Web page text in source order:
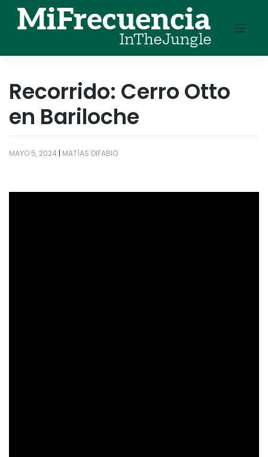
content
Recorrido: Cerro Otto
en Bariloche
MAYO 5, 2024 | MATÍAS DIFABIO